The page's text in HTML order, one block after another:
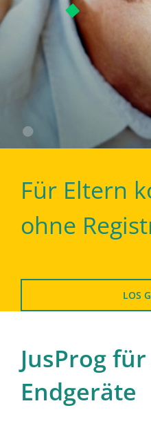
Für Eltern
ohne
LOS
JusProg
Endgeräte